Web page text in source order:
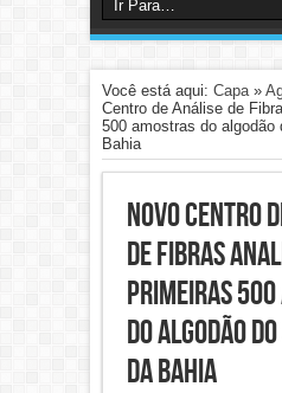
Você está aqui: Capa»
Centro de Análise de
500 amostras do algodão
Bahia
Novo Centro
de Fibras
primeiras
do algodão
da Bahia